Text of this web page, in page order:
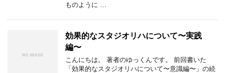
ものように …
効果的なスタジオリハについて〜実践
編〜
こんにちは。 著者のゆっくんです。 前回書いた
「効果的なスタジオリハについて〜意識編〜」の続